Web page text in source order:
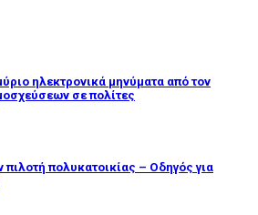
ηλεκτρονικά μηνύματα από τον
σε πολίτες
πολυκατοικίας – Οδηγός για